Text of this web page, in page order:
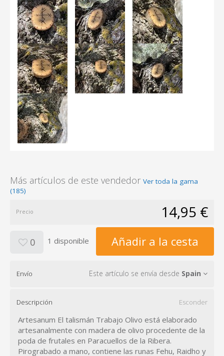
Más artículos de este vendedor Ver toda la gama
(185)
Precio 14,95 €
0 1 disponible Añadir a la cesta
Envío Este artículo se envía desde Spain
Descripción Esconder
Artesanum El talismán Trabajo Olivo está elaborado
artesanalmente con madera de olivo procedente de la
poda de frutales en Paracuellos de la Ribera.
Pirograbado a mano, contiene las runas Fehu, Raidho y